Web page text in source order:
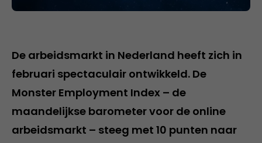
De arbeidsmarkt in Nederland heeft zich in
februari spectaculair ontwikkeld. De
Monster Employment Index – de
maandelijkse barometer voor de online
arbeidsmarkt – steeg met 10 punten naar